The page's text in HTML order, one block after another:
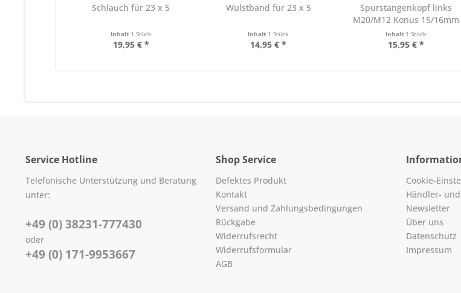
Schlauch für 23 x 5
Inhalt 1 Stück
19,95 € *
Wulstband für 23 x 5
Inhalt 1 Stück
14,95 € *
Spurstangenkopf links
M20/M12 Konus 15/16mm
Inhalt 1 Stück
15,95 € *
Service Hotline
Telefonische Unterstützung und Beratung
unter:
+49 (0) 38231-777430
oder
+49 (0) 171-9953667
Shop Service
Defektes Produkt
Kontakt
Versand und Zahlungsbedingungen
Rückgabe
Widerrufsrecht
Widerrufsformular
AGB
Cookie-
Händler-
Newsletter
Über uns
Datenschutz
Impressum